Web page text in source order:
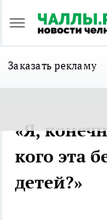
Заказать рекламу
«Я,
кого эта
детей?»